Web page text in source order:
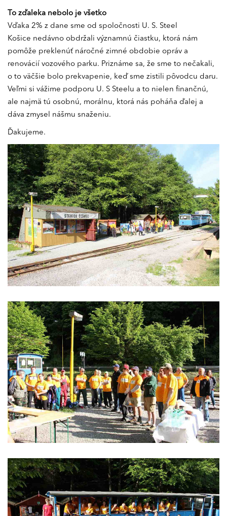
To zďaleka nebolo je všetko
Vďaka 2% z dane sme od spoločnosti U. S. Steel
Košice nedávno obdržali významnú čiastku, ktorá nám
pomôže preklenúť náročné zimné obdobie opráv a
renovácií vozového parku. Priznáme sa, že sme to nečakali,
o to väčšie bolo prekvapenie, keď sme zistili pôvodcu daru.
Veľmi si vážime podporu U. S Steelu a to nielen finančnú,
ale najmä tú osobnú, morálnu, ktorá nás poháňa ďalej a
dáva zmysel nášmu snaženiu.
Ďakujeme.